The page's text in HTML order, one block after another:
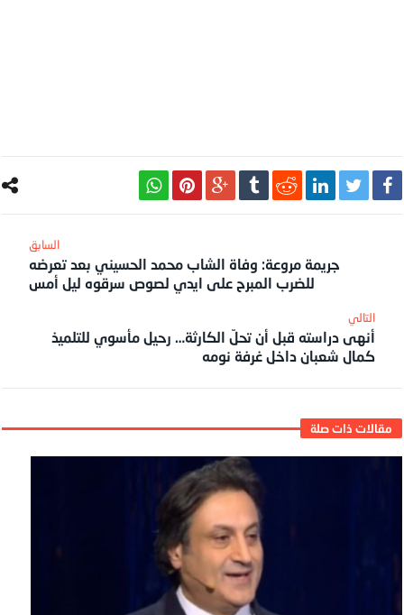
جريمة مروعة: وفاة الشاب محمد الحسيني بعد تعرضه
للضرب المبرح على ايدي لصوص سرقوه ليل أمس
‎التالي
أنهى دراسته قبل أن تحلّ الكارثة… رحيل مأسوي للتلميذ
كمال شعبان داخل غرفة نومه